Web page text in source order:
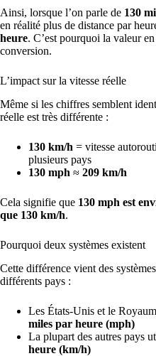
Ainsi, lorsque l’on parle de 130
en réalité plus de distance par
heure. C’est pourquoi la valeur
conversion.
L’impact sur la vitesse réelle
Même si les chiffres semblent
réelle est très différente :
130 km/h = vitesse
plusieurs pays
130 mph ≈ 209 km/h
Cela signifie que 130 mph est
que 130 km/h.
Pourquoi deux systèmes existent
Cette différence vient des
différents pays :
Les États-Unis et le
miles par heure (mph)
La plupart des autres pays
heure (km/h)